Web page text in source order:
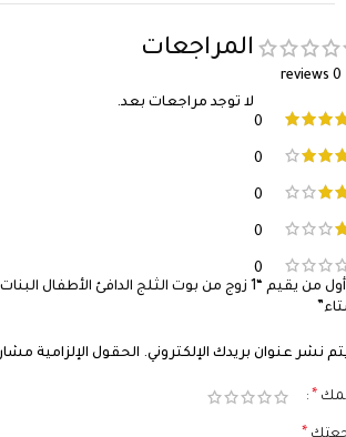
0 reviews
0
0
0
0
0
المراجعات
لا توجد مراجعات بعد.
كن أول من يقيم “1 زوج من بوت الثلج الدافئ الأطفال
نشر عنوان بريدك الإلكتروني. الحقول الإلزامية مشار
*